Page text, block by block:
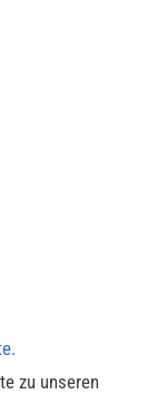
.
zu unseren